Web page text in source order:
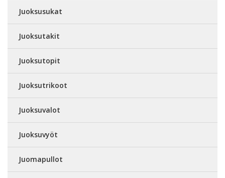
Juoksusukat
Juoksutakit
Juoksutopit
Juoksutrikoot
Juoksuvalot
Juoksuvyöt
Juomapullot